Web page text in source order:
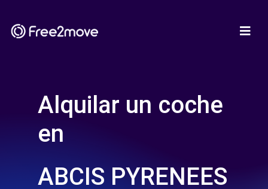
Alquilar un coche
en
ABCIS PYRENEES